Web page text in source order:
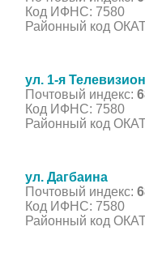
Код ИФНС: 7580
Районный код
ул. 1-я
Почтовый индекс:
Код ИФНС: 7580
Районный код
ул. Дагбаина
Почтовый индекс:
Код ИФНС: 7580
Районный код